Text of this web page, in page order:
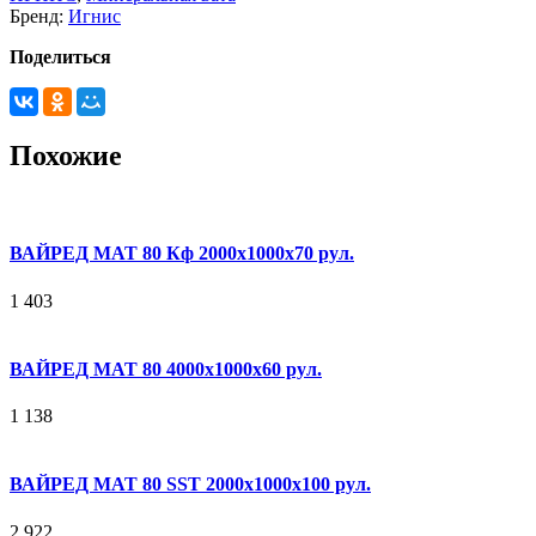
Бренд: Игнис
Поделиться
Похожие
ВАЙРЕД МАТ 80 Кф 2000x1000x70 рул.
1 403
ВАЙРЕД МАТ 80 4000x1000x60 рул.
1 138
ВАЙРЕД МАТ 80 SST 2000x1000x100 рул.
2 922